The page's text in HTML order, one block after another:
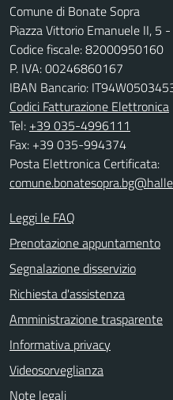
Comune di Bonate Sopra
Piazza Vittorio Emanuele II, 5
Codice fiscale: 82000950160
P. IVA: 00246860167
IBAN Bancario:
Codici Fatturazione Elettronica
Tel: +39 035-4996111
Fax: +39 035-994374
Posta Elettronica Certificata:
Leggi le FAQ
Prenotazione appuntamento
Segnalazione disservizio
Richiesta d'assistenza
Amministrazione trasparente
Informativa privacy
Videosorveglianza
Note legali